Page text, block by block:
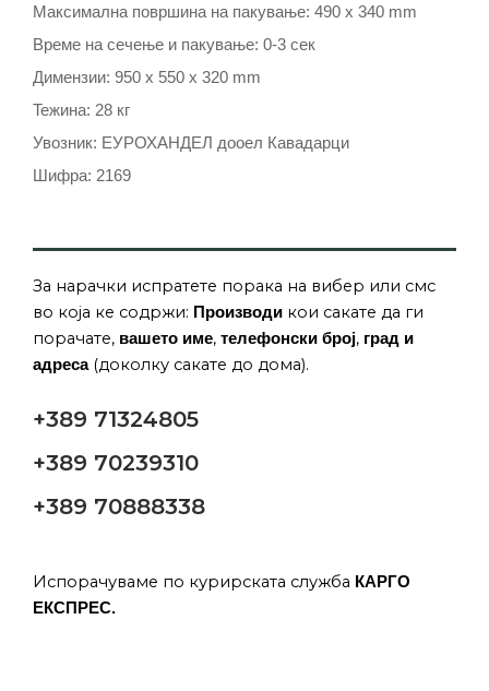
Maксимална површина на пакување: 490 x 340 mm
Време на сечење и пакување: 0-3 сек
Димензии: 950 x 550 x 320 mm
Teжина: 28 кг
Увозник: ЕУРОХАНДЕЛ дооел Кавадарци
Шифра: 2169
За нарачки испратете порака на вибер или смс
во која ке содржи: Производи кои сакате да ги
порачате, вашето име, телефонски број, град и
адреса(доколку сакате до дома).
+389 71324805
+389 70239310
+389 70888338
Испорачуваме по курирската служба КАРГО
ЕКСПРЕС.